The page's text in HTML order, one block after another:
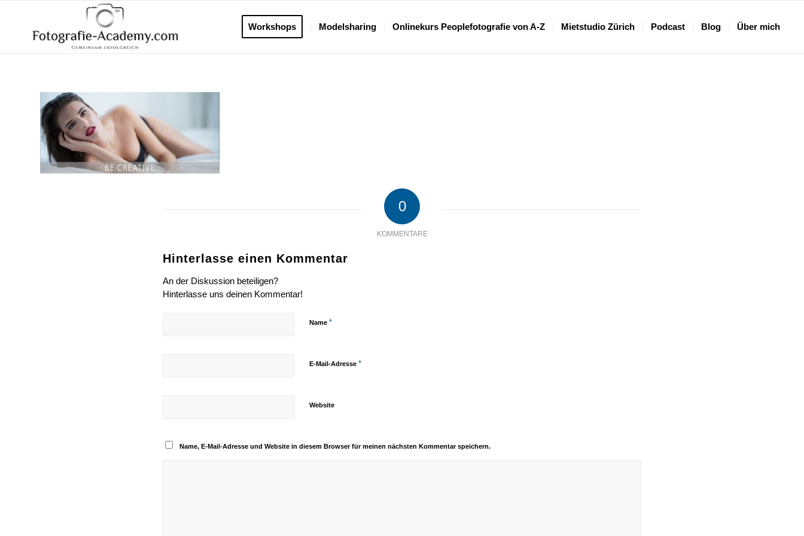
Workshops Modelsharing Onlinekurs Peoplefotografie von A-Z Mietstudio Zürich Podcast Blog Über mich
0
KOMMENTARE
Hinterlasse einen Kommentar
An der Diskussion beteiligen?
Hinterlasse uns deinen Kommentar!
Name *
E-Mail-Adresse *
Website
Name, E-Mail-Adresse und Website in diesem Browser für meinen nächsten Kommentar speichern.